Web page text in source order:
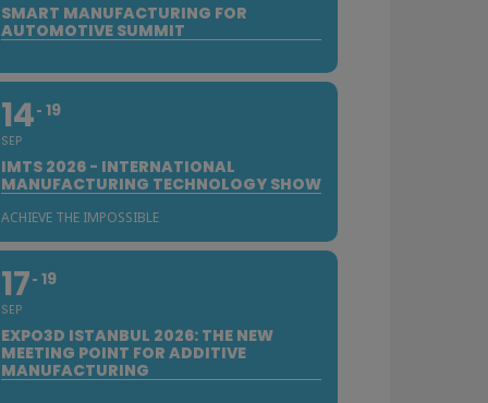
SMART MANUFACTURING FOR
AUTOMOTIVE SUMMIT
14
SEP
19
IMTS 2026 - INTERNATIONAL
MANUFACTURING TECHNOLOGY SHOW
ACHIEVE THE IMPOSSIBLE
17
SEP
19
EXPO3D ISTANBUL 2026: THE NEW
MEETING POINT FOR ADDITIVE
MANUFACTURING